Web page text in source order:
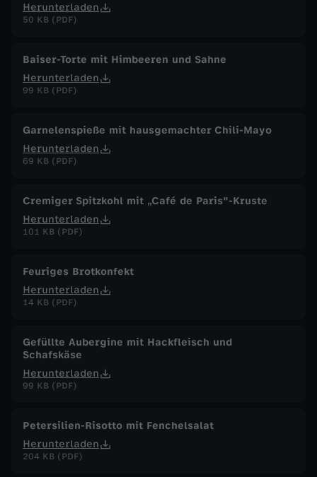
B
a
l
o
w
n
e
r
f
e
Herunterladen
50 KB (PDF)
Baiser-Torte mit Himbeeren und Sahne
Herunterladen
99 KB (PDF)
Garnelenspieße mit hausgemachter Chili-Mayo
Herunterladen
69 KB (PDF)
Cremiger Spitzkohl mit „Café de Paris"-Kruste
Herunterladen
101 KB (PDF)
Feuriges Brotkonfekt
Herunterladen
14 KB (PDF)
Gefüllte Aubergine mit Hackfleisch und
Schafskäse
Herunterladen
99 KB (PDF)
Petersilien-Risotto mit Fenchelsalat
Herunterladen
204 KB (PDF)